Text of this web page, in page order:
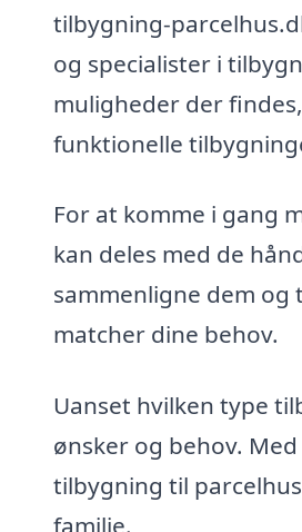
tilbygning-
og specialister i
muligheder der
funktionelle
For at komme i gang
kan deles med de
sammenligne dem
matcher dine behov.
Uanset hvilken type
ønsker og behov.
tilbygning til
familie.